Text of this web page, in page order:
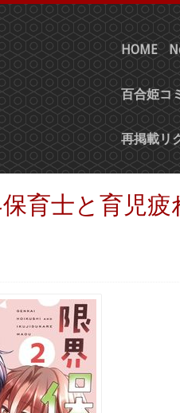
HOME
百合姫コ
再掲載リ
育士と育児